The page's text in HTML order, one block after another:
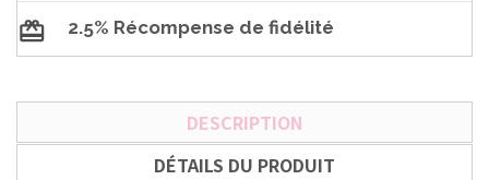
2.5% Récompense de fidélité
DESCRIPTION
DÉTAILS DU PRODUIT